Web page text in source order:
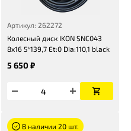
Артикул: 262272
Колесный диск IKON SNC043
8x16 5*139,7 Et:0 Dia:110,1 black
5 650 ₽
В наличии 20 шт.